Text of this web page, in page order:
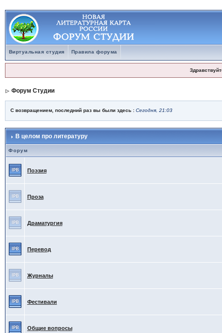
Виртуальная студия Правила форума
Форум Студии
С возвращением, последний раз вы были здесь : Сегодня, 21:03
В целом про литературу
Форум
Поэзия
Проза
Драматургия
Перевод
Журналы
Фестивали
Общие вопросы